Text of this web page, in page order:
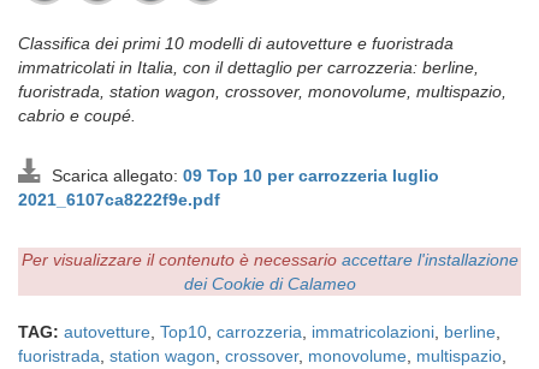
Classifica dei primi 10 modelli di autovetture e fuoristrada
immatricolati in Italia, con il dettaglio per carrozzeria: berline,
fuoristrada, station wagon, crossover, monovolume, multispazio,
cabrio e coupé.
Scarica allegato: 09 Top 10 per carrozzeria luglio
2021_6107ca8222f9e.pdf
Per visualizzare il contenuto è necessario accettare l'installazione
dei Cookie di Calameo
TAG: autovetture Top10 carrozzeria immatricolazioni berline
fuoristrada station wagon crossover, monovolume multispazio